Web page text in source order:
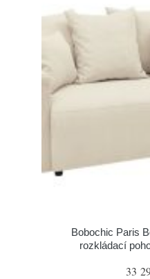
Bobochic Paris
rozkládací
33